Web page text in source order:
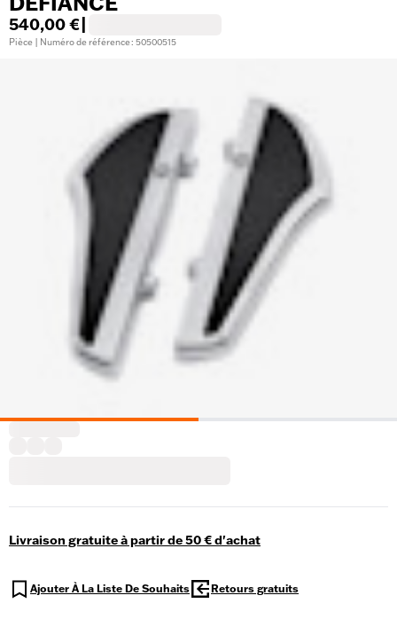
540,00 €
Pièce | Numéro de référence : 50500515
Livraison gratuite à partir de 50 € d'achat
Ajouter À La Liste De Souhaits Retours gratuits